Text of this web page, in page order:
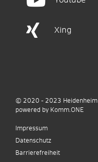
Xing
© 2020 - 2023 Heidenheim
powered by Komm.ONE
Impressum
Datenschutz
Barrierefreiheit